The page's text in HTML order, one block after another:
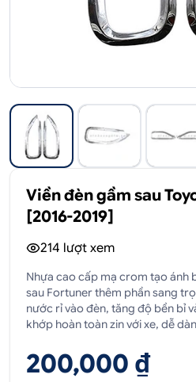
Viền đèn gầm sau
[2016-2019]
214 lượt xem
Nhựa cao cấp mạ crom tạo ánh
sau Fortuner thêm phần sang
nước rỉ vào đèn, tăng độ bền bỉ
khớp hoàn toàn zin với xe, dễ
200,000 ₫